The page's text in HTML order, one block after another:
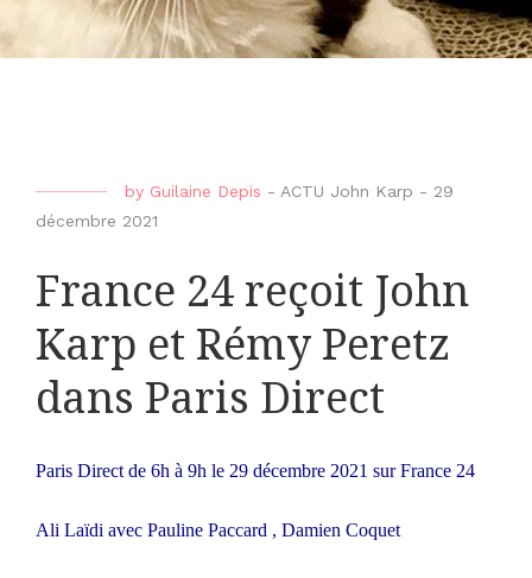
by Guilaine Depis - ACTU John Karp - 29
décembre 2021
France 24 reçoit John
Karp et Rémy Peretz
dans Paris Direct
Paris Direct de 6h à 9h le 29 décembre 2021 sur France 24
Ali Laïdi avec Pauline Paccard , Damien Coquet